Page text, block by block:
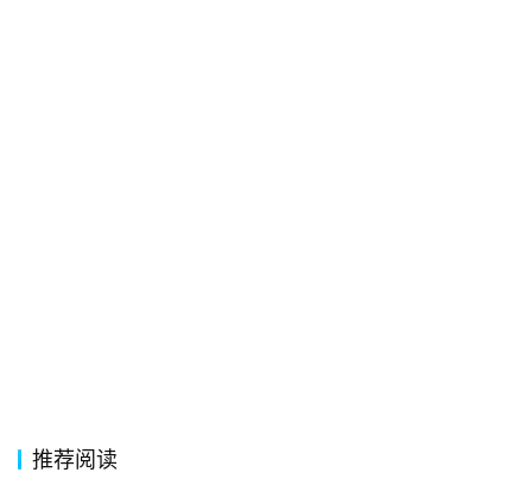
词
推荐阅读